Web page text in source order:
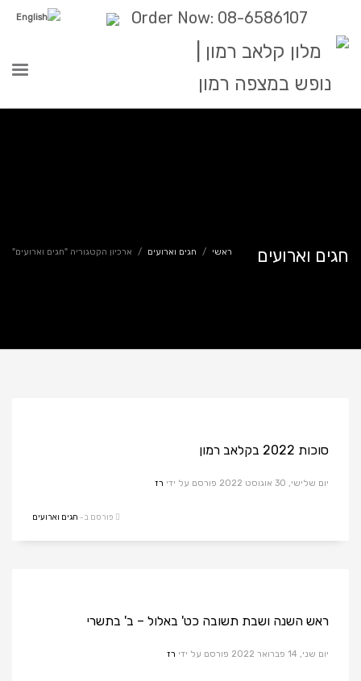
Order Now: 08-6586107
חגים וארועים ראשי חגים וארועים ארכיון הקטגוריה "חגים וארועים"
סוכות 2022 בקלאב רמון
יום שלישי, 30 אוגוסט 2022 פורסם על ידי רז
פורסם ב- חגים וארועים
ראש השנה ושבת תשובה כט' באלול – ב' בתשרי
יום שני, 14 פברואר 2022 פורסם על ידי רז